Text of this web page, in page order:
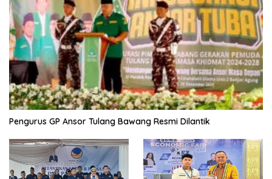
Pengurus GP Ansor Tulang Bawang Resmi Dilantik